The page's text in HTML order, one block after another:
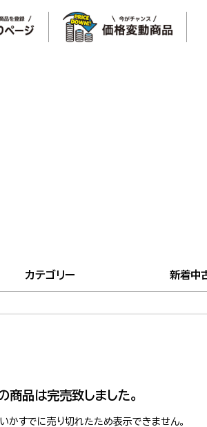
カテゴリー 新着中
商品は完売致しました。
かすでに売り切れたため表示できません。